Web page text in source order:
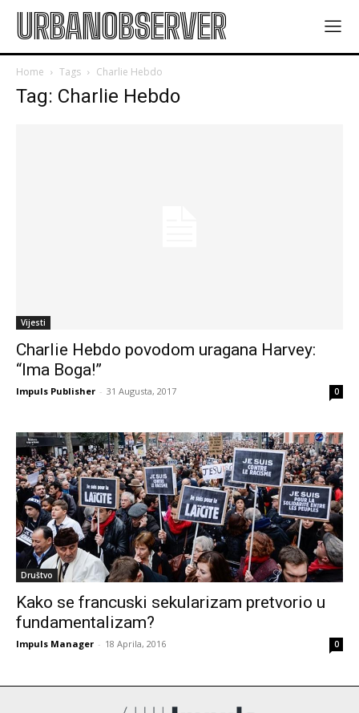
URBANOBSERVER
Home Tags Charlie Hebdo
Tag: Charlie Hebdo
Vijesti
Charlie Hebdo povodom uragana Harvey:
“Ima Boga!”
Impuls Publisher - 31 Augusta, 2017 0
Društvo
Kako se francuski sekularizam pretvorio u
fundamentalizam?
Impuls Manager - 18 Aprila, 2016 0